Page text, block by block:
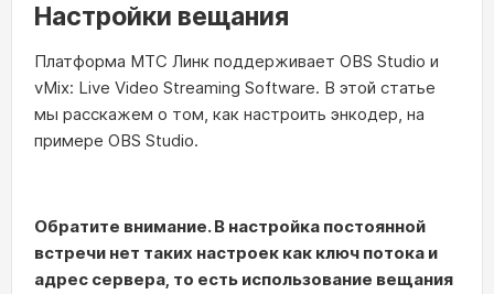
Настройки вещания
Платформа МТС Линк поддерживает OBS Studio и
vMix: Live Video Streaming Software. В этой статье
мы расскажем о том, как настроить энкодер, на
примере OBS Studio.
Обратите внимание. В настройка постоянной
встречи нет таких настроек как ключ потока и
адрес сервера, то есть использование вещания